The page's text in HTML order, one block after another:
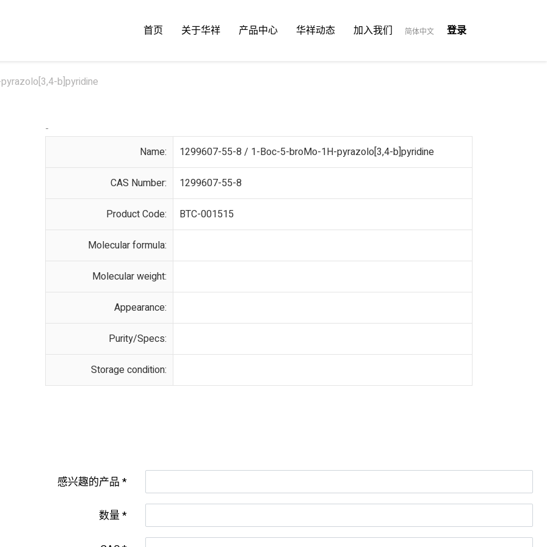
首页 关于华祥 产品中心 华祥动态 加入我们 简体中文 登录
b]pyridine
-
Name:
1299607-55-8 / 1-Boc-5-broMo-1H-pyrazolo[3,4-b]pyridine
CAS Number: 1299607-55-8
Product Code: BTC-001515
Molecular formula:
Molecular weight:
Appearance:
Purity/Specs:
Storage condition:
感兴趣的产品
数量